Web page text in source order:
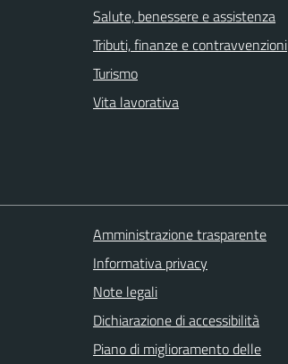
Salute, benessere e assistenza
Tributi, finanze e contravvenzioni
Turismo
Vita lavorativa
Amministrazione trasparente
Informativa privacy
Note legali
Dichiarazione di accessibilità
Piano di miglioramento delle